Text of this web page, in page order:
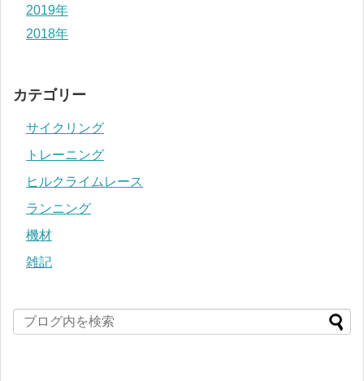
2019年
2018年
カテゴリー
サイクリング
トレーニング
ヒルクライムレース
ランニング
機材
雑記